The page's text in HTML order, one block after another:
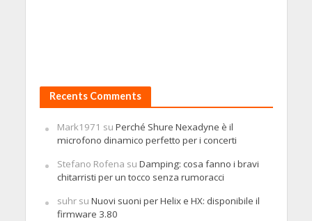
Recents Comments
Mark1971 su Perché Shure Nexadyne è il
microfono dinamico perfetto per i concerti
Stefano Rofena su Damping: cosa fanno i bravi
chitarristi per un tocco senza rumoracci
suhrsu Nuovi suoni per Helix e HX: disponibile il
firmware 3.80